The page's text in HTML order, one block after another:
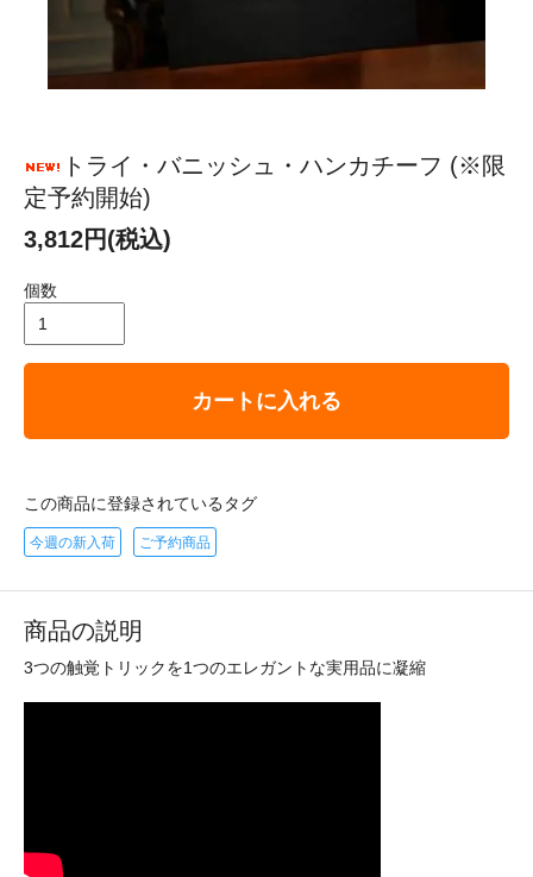
トライ・バニッシュ・ハンカチーフ (※限
定予約開始)
3,812円(税込)
個数
カートに入れる
この商品に登録されているタグ
今週の新入荷 ご予約商品
商品の説明
3つの触覚トリックを1つのエレガントな実用品に凝縮